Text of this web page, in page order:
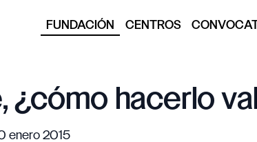
FUNDACIÓN CENTROS
¿cómo hacerlo
enero 2015